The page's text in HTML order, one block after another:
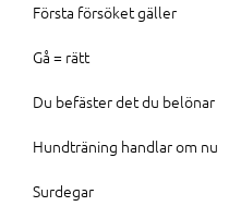
Första försöket gäller
Gå = rätt
Du befäster det du belönar
Hundträning handlar om nu
Surdegar